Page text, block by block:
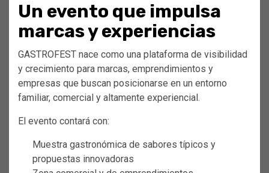
Un evento que impulsa
marcas y experiencias
GASTROFEST nace como una plataforma de visibilidad
y crecimiento para marcas, emprendimientos y
empresas que buscan posicionarse en un entorno
familiar, comercial y altamente experiencial.
El evento contará con:
Muestra gastronómica de sabores típicos y
propuestas innovadoras